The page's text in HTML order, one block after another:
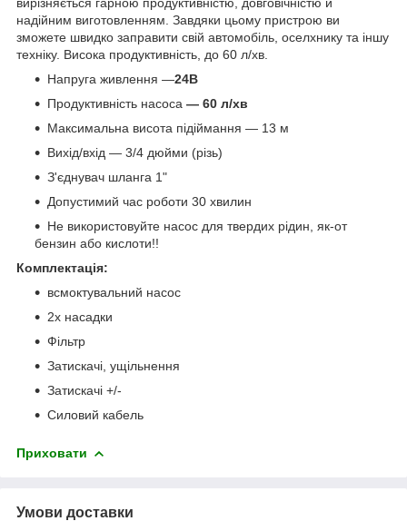
надійним виготовленням. Завдяки цьому пристрою ви
зможете швидко заправити свій автомобіль, оселхнику та іншу
техніку. Висока продуктивність, до 60 л/хв.
Напруга живлення —24В
Продуктивність насоса — 60 л/хв
Максимальна висота підіймання — 13 м
Вихід/вхід — 3/4 дюйми (різь)
З'єднувач шланга 1"
Допустимий час роботи 30 хвилин
Не використовуйте насос для твердих рідин, як-от
бензин або кислоти!!
Комплектація:
всмоктувальний насос
2x насадки
Фільтр
Затискачі, ущільнення
Затискачі +/-
Силовий кабель
Приховати
Умови доставки